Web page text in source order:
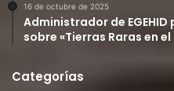
16 de octubre de 2025
Administrador de
sobre «Tierras Raras en
Categorías